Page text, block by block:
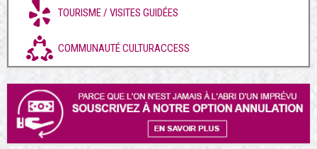
TOURISME / VISITES GUIDÉES
COMMUNAUTÉ CULTURACCESS